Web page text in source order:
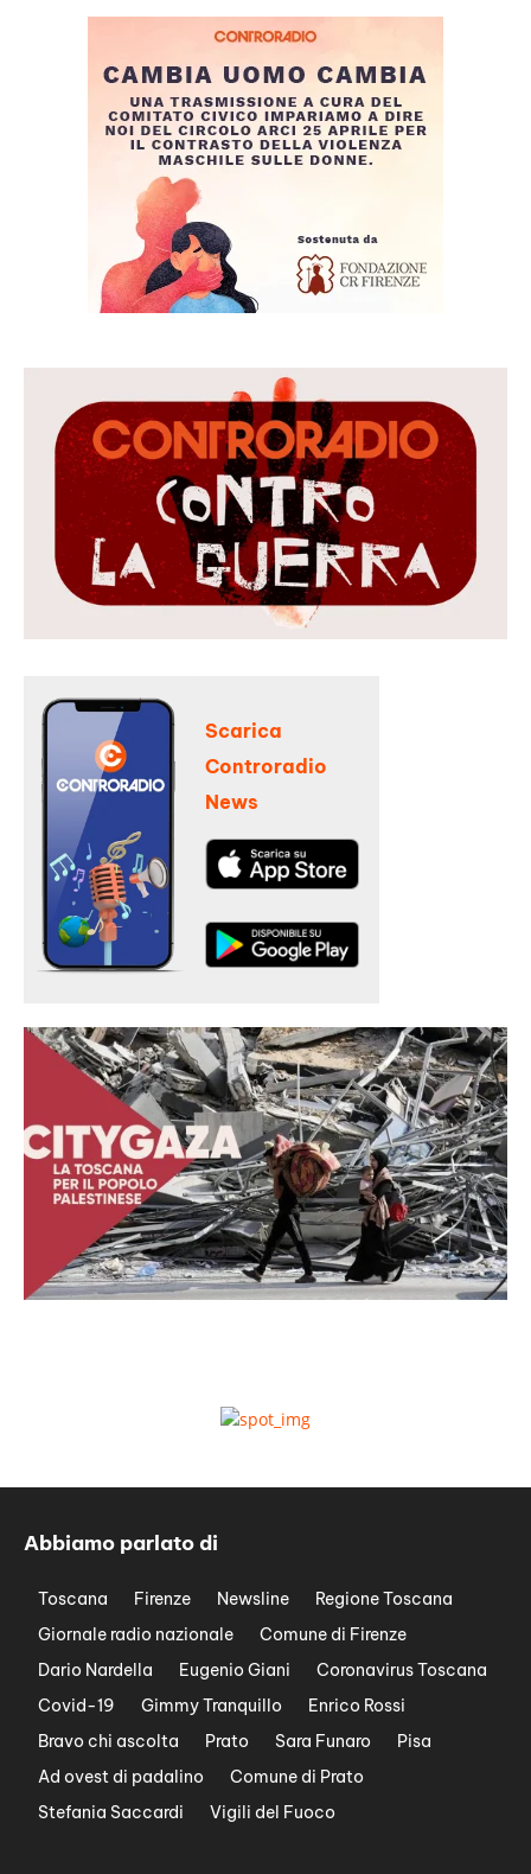
Scarica
Controradio
News
Abbiamo parlato di
Toscana Firenze Newsline
Regione Toscana
Giornale radio nazionale
Comune di Firenze
Dario Nardella
Eugenio Giani
Coronavirus Toscana
Covid-19
Gimmy Tranquillo
Enrico Rossi
Bravo chi ascolta
Prato Sara Funaro
Pisa
Ad ovest di padalino
Comune di Prato
Stefania Saccardi
Vigili del Fuoco